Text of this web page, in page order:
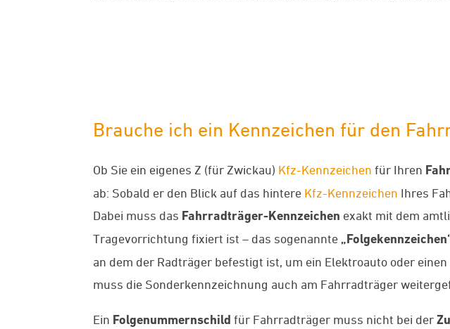
Brauche ich ein Kennzeichen für den
Ob Sie ein eigenes Z (für Zwickau) Kfz-Kennzeichen für Ihren
ab: Sobald er den Blick auf das hintere Kfz-Kennzeichen Ihres
Dabei muss das Fahrradträger-Kennzeichen exakt mit dem
Tragevorrichtung fixiert ist – das sogenannte
an dem der Radträger befestigt ist, um ein Elektroauto oder
muss die Sonderkennzeichnung auch am Fahrradträger
Ein Folgenummernschild für Fahrradträger muss nicht bei der